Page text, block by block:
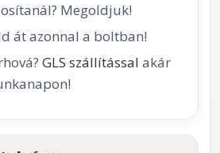
Megoldjuk!
át azonnal a boltban!
GLS szállítással akár